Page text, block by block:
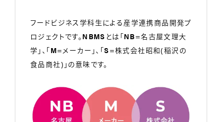
フードビジネス学科生による産学連携商品開発プ
ロジェクトです。 NBMS とは「NB=名古屋文理大
学」、「M=メーカー」、「S=株式会社昭和(稲沢の
食品商社)」の意味です。